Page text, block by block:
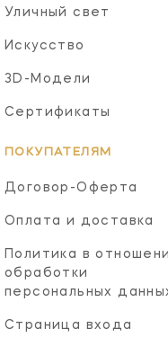
Уличный свет
Искусство
3D-Модели
Сертификаты
ПОКУПАТЕЛЯМ
Договор-Оферта
Оплата и доставка
Политика в
обработки
персональных
Страница входа